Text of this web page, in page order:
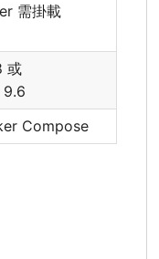
需掛載
或
9.6
Compose